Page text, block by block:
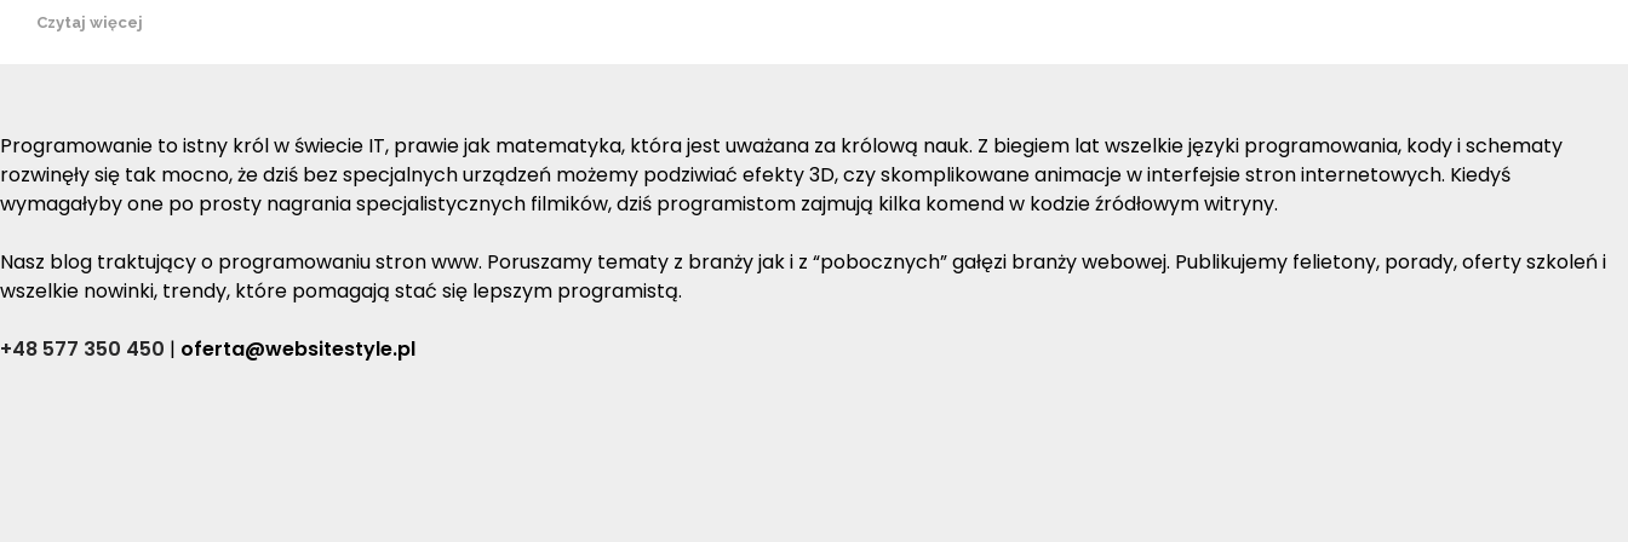
Czytaj więcej
Programowanie to istny król w świecie IT, prawie jak matematyka, która jest uważana za królową nauk. Z biegiem lat wszelkie języki programowania, kody i schematy
rozwinęły się tak mocno, że dziś bez specjalnych urządzeń możemy podziwiać efekty 3D, czy skomplikowane animacje w interfejsie stron internetowych. Kiedyś
wymagałyby one po prosty nagrania specjalistycznych filmików, dziś programistom zajmują kilka komend w kodzie źródłowym witryny.
Nasz blog traktujący o programowaniu stron www. Poruszamy tematy z branży jak i z “pobocznych” gałęzi branży webowej. Publikujemy felietony, porady, oferty szkoleń i
wszelkie nowinki, trendy, które pomagają stać się lepszym programistą.
+48 577 350 450 | oferta@websitestyle.pl